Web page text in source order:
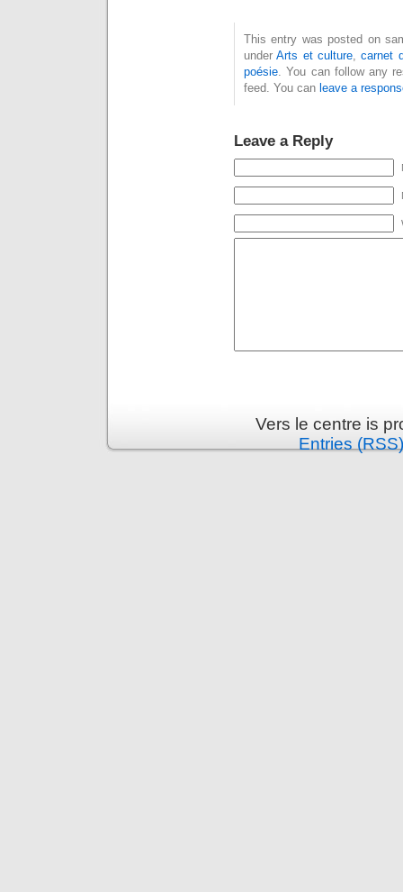
This entry was posted on
underArts et culture ,carnet
poésie . You can follow any
feed. You can leave a
Leave a Reply
Vers le centre is
Entries (RSS)